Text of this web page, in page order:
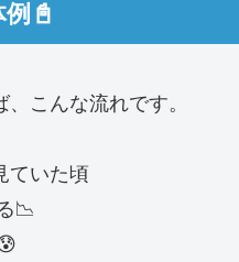
📓
こんな流れです。
ていた頃
📉